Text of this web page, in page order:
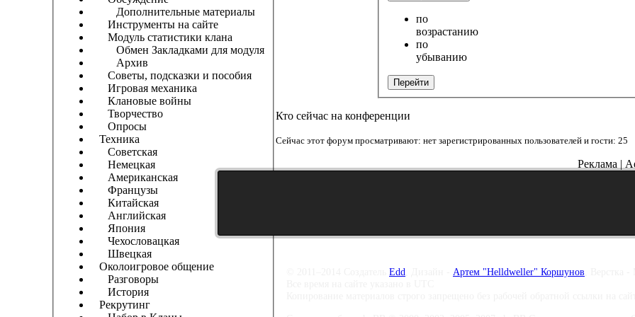
Дополнительные материалы
Инструменты на сайте
Модуль статистики клана
Обмен Закладками для модуля
Архив
Советы, подсказки и пособия
Игровая механика
Клановые войны
Творчество
Опросы
Техника
Советская
Немецкая
Американская
Французы
Китайская
Английская
Япония
Чехословацкая
Швецкая
Околоигровое общение
Разговоры
История
Рекрутинг
по
возрастанию
по
убыванию
Перейти
Кто сейчас на конференции
Сейчас этот форум просматривают: нет зарегистрированных пользователей и гости: 25
Реклама |
Edd Артем "Helldweller" Коршунов